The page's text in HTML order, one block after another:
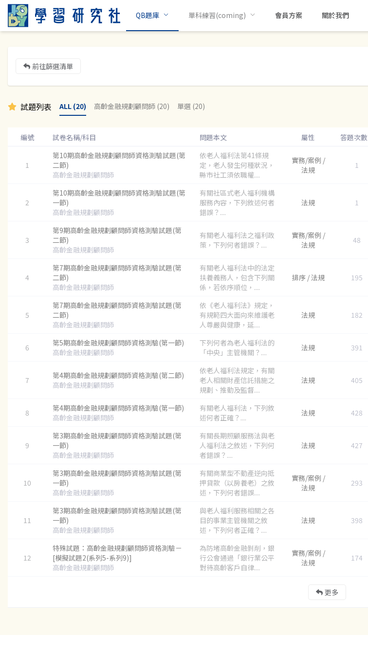
QB題庫 單科練習(coming) 會員方案 關於我們
前往篩選清單
試題列表 ALL (20) 高齡金融規劃顧問師 (20) 單選 (20)
編號 試卷名稱/科目 問題本文 屬性 答題次數
1
第10期高齡金融規劃顧問師資格測驗試題(第
二節)
高齡金融規劃顧問師
依老人福利法第41條規
定，老人發生何種狀況，
縣市社工須依職權....
實務/案例 /
法規
1
2
第10期高齡金融規劃顧問師資格測驗試題(第
一節)
高齡金融規劃顧問師
有關社區式老人福利機構
服務內容，下列敘述何者
錯誤？....
法規 1
3
第9期高齡金融規劃顧問師資格測驗試題(第
二節)
高齡金融規劃顧問師
有關老人福利法之福利政
策，下列何者錯誤？....
實務/案例 /
法規
48
4
第7期高齡金融規劃顧問師資格測驗試題(第
二節)
高齡金融規劃顧問師
有關老人福利法中的法定
扶養義務人，包含下列關
係，若依序順位，....
排序 / 法規 195
5
第7期高齡金融規劃顧問師資格測驗試題(第
二節)
高齡金融規劃顧問師
依《老人福利法》規定，
有規範四大面向來維護老
人尊嚴與健康，延....
法規 182
6
第5期高齡金融規劃顧問師資格測驗(第一節)
高齡金融規劃顧問師
下列何者為老人福利法的
「中央」主管機關？....
法規 391
7
第4期高齡金融規劃顧問師資格測驗(第二節)
高齡金融規劃顧問師
依老人福利法規定，有關
老人相關財產信託措施之
規劃、推動及監督....
法規 405
8
第4期高齡金融規劃顧問師資格測驗(第一節)
高齡金融規劃顧問師
有關老人福利法，下列敘
述何者正確？....
法規 428
9
第3期高齡金融規劃顧問師資格測驗試題(第
一節)
高齡金融規劃顧問師
有關長期照顧服務法與老
人福利法之敘述，下列何
者錯誤？....
法規 427
10
第3期高齡金融規劃顧問師資格測驗試題(第
一節)
高齡金融規劃顧問師
有關商業型不動產逆向抵
押貸款（以房養老）之敘
述，下列何者錯誤....
實務/案例 /
法規
293
11
第3期高齡金融規劃顧問師資格測驗試題(第
一節)
高齡金融規劃顧問師
與老人福利服務相關之各
目的事業主管機關之敘
述，下列何者正確？....
法規 398
12
特殊試題：高齡金融規劃顧問師資格測驗－
[模擬試題2(系列5-系列9)]
高齡金融規劃顧問師
為防堵高齡金融剝削，銀
行公會通過「銀行業公平
對待高齡客戶自律....
實務/案例 /
法規
174
更多